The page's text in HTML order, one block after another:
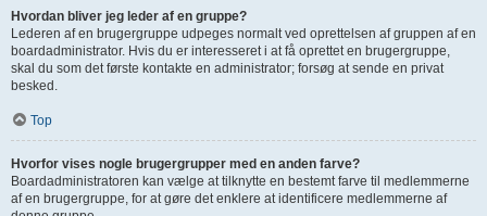
Hvordan bliver jeg leder af en gruppe?
Lederen af en brugergruppe udpeges normalt ved oprettelsen af gruppen af en
boardadministrator. Hvis du er interesseret i at få oprettet en brugergruppe,
skal du som det første kontakte en administrator; forsøg at sende en privat
besked.
Top
Hvorfor vises nogle brugergrupper med en anden farve?
Boardadministratoren kan vælge at tilknytte en bestemt farve til medlemmerne
af en brugergruppe, for at gøre det enklere at identificere medlemmerne af